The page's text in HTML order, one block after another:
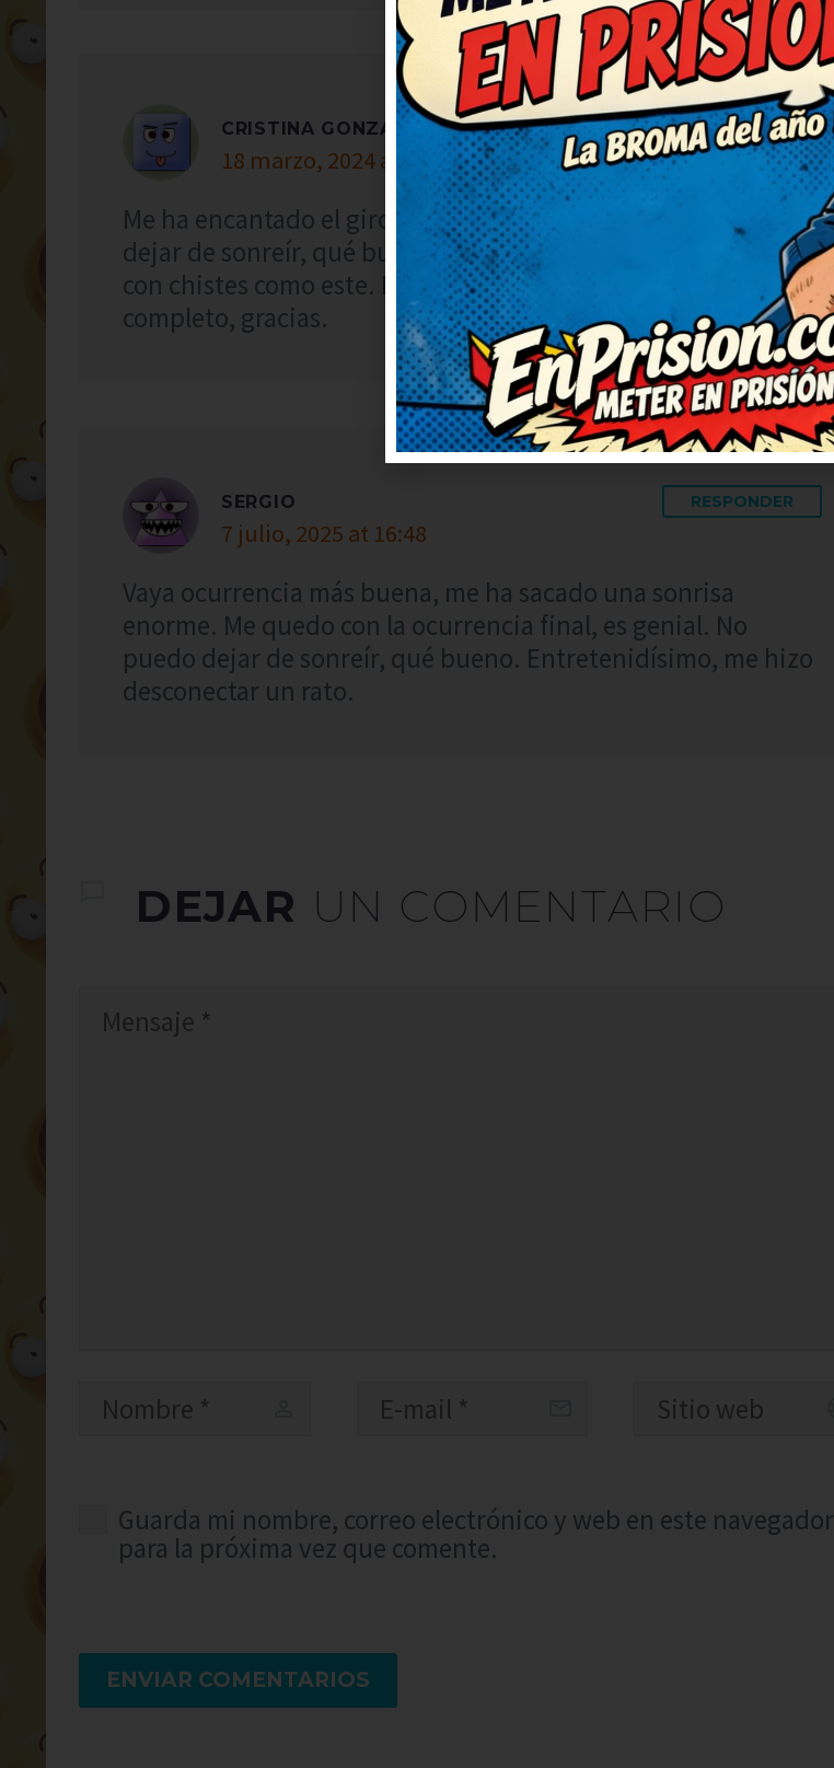
CRISTINA GONZÁLEZ
18 marzo, 2024 at 8:05
RESPONDER
Me ha encantado el giro final, súper ingenioso. No puedo
dejar de sonreír, qué bueno. Deberían hacer una serie solo
con chistes como este. Me ha levantado el ánimo por
completo, gracias.
SERGIO
7 julio, 2025 at 16:48
RESPONDER
Vaya ocurrencia más buena, me ha sacado una sonrisa
enorme. Me quedo con la ocurrencia final, es genial. No
puedo dejar de sonreír, qué bueno. Entretenidísimo, me hizo
desconectar un rato.
DEJAR UN COMENTARIO
Guarda mi nombre, correo electrónico y web en este navegador
para la próxima vez que comente.
ENVIAR COMENTARIOS